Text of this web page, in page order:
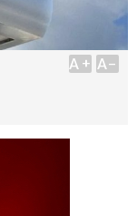
A+ A-